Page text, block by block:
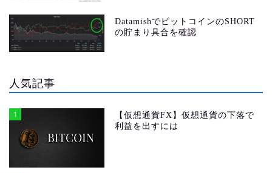
DatamishでビットコインのSHORT
の貯まり具合を確認
人気記事
1
【仮想通貨FX】仮想通貨の下落で
利益を出すには